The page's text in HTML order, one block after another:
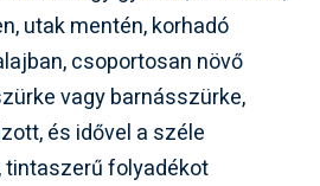
utak mentén, korhadó
csoportosan növő
vagy barnásszürke,
és idővel a széle
folyadékot